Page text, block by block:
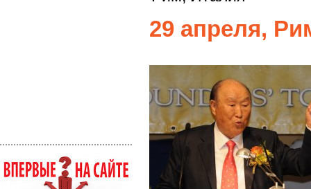
29 апреля,